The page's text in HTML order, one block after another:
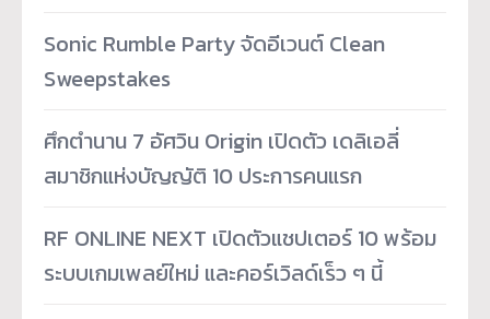
Sonic Rumble Party จัดอีเวนต์ Clean
Sweepstakes
ศึกตำนาน 7 อัศวิน Origin เปิดตัว เดลิเอลี่
สมาชิกแห่งบัญญัติ 10 ประการคนแรก
RF ONLINE NEXT เปิดตัวแชปเตอร์ 10 พร้อม
ระบบเกมเพลย์ใหม่ และคอร์เวิลด์เร็ว ๆ นี้